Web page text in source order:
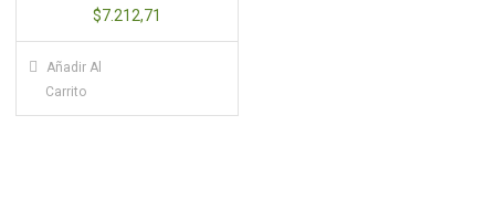
$7.212,71
Añadir Al
Carrito